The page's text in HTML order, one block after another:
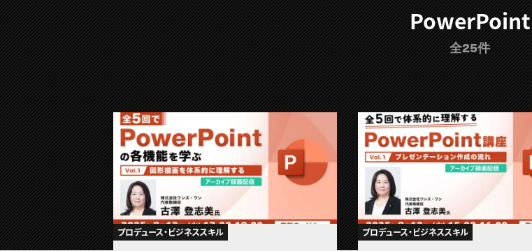
PowerPoint
全25件
プロデュース・ビジネススキル プロデュース・ビジネススキル